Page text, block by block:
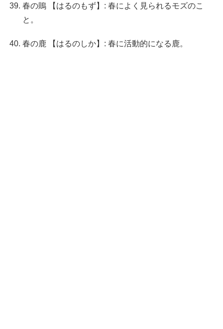
春の鵙 【はるのもず】: 春によく見られるモズのこ
と。
春の鹿 【はるのしか】: 春に活動的になる鹿。